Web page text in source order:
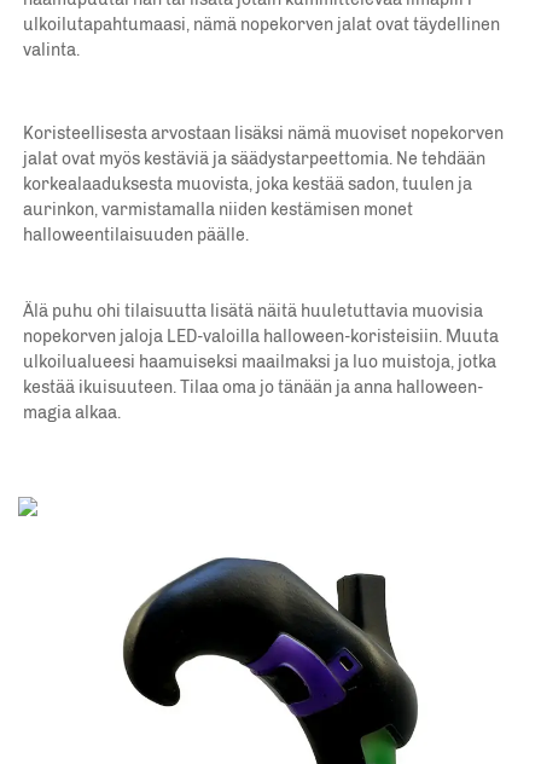
ulkoilutapahtumaasi, nämä nopekorven jalat ovat täydellinen
valinta.
Koristeellisesta arvostaan lisäksi nämä muoviset nopekorven
jalat ovat myös kestäviä ja säädystarpeettomia. Ne tehdään
korkealaaduksesta muovista, joka kestää sadon, tuulen ja
aurinkon, varmistamalla niiden kestämisen monet
halloweentilaisuuden päälle.
Älä puhu ohi tilaisuutta lisätä näitä huuletuttavia muovisia
nopekorven jaloja LED-valoilla halloween-koristeisiin. Muuta
ulkoilualueesi haamuiseksi maailmaksi ja luo muistoja, jotka
kestää ikuisuuteen. Tilaa oma jo tänään ja anna halloween-
magia alkaa.